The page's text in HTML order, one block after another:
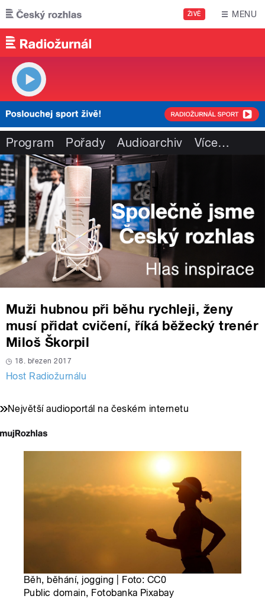
Přejít k hlavnímu obsahu
ŽIVĚ MENU
Program Pořady Audioarchiv Více…
Muži hubnou při běhu rychleji, ženy
musí přidat cvičení, říká běžecký trenér
Miloš Škorpil
18. březen 2017
Host Radiožurnálu
Největší audioportál na českém internetu
Běh, běhání, jogging | Foto: CC0
Public domain, Fotobanka Pixabay